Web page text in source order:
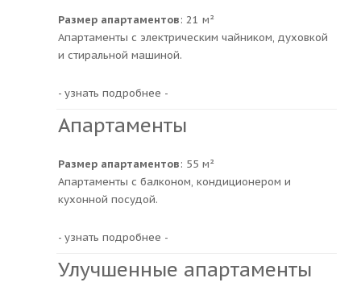
Размер апартаментов: 21 м²
Апартаменты с электрическим чайником, духовкой
и стиральной машиной.
- узнать подробнее -
Апартаменты
Размер апартаментов: 55 м²
Апартаменты с балконом, кондиционером и
кухонной посудой.
- узнать подробнее -
Улучшенные апартаменты